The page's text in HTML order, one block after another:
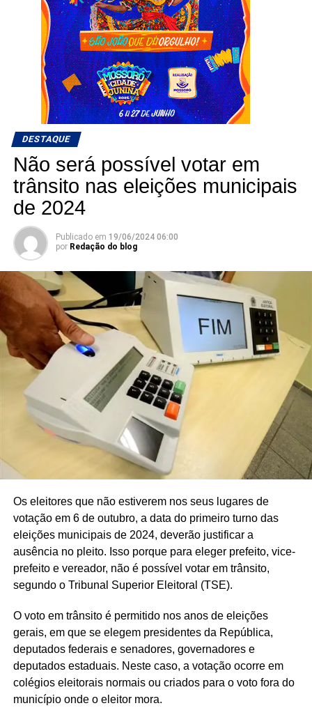
DESTAQUE
Não será possível votar em
trânsito nas eleições municipais
de 2024
Publicado em 19/06/2024 06:00
por Redação do blog
Os eleitores que não estiverem nos seus lugares de
votação em 6 de outubro, a data do primeiro turno das
eleições municipais de 2024, deverão justificar a
ausência no pleito. Isso porque para eleger prefeito, vice-
prefeito e vereador, não é possível votar em trânsito,
segundo o Tribunal Superior Eleitoral (TSE).
O voto em trânsito é permitido nos anos de eleições
gerais, em que se elegem presidentes da República,
deputados federais e senadores, governadores e
deputados estaduais. Neste caso, a votação ocorre em
colégios eleitorais normais ou criados para o voto fora do
município onde o eleitor mora.